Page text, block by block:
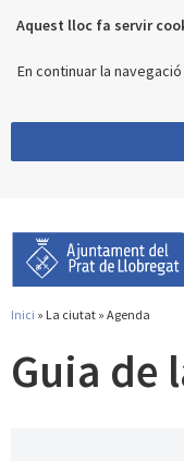
Aquest lloc fa servir
En continuar la
Inici » La ciutat » Agenda
Guia de